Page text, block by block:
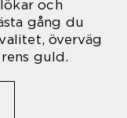
och
gång du
överväg
guld.